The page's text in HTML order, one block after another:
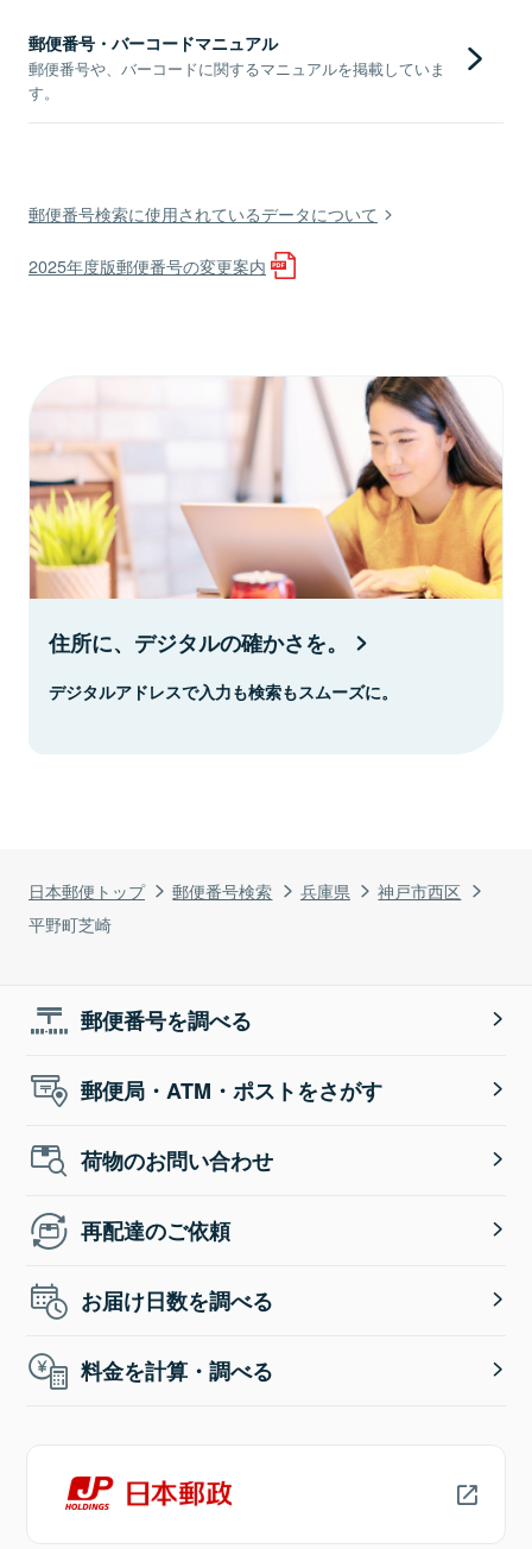
日本郵便トップ 郵便番号検索 兵庫県
神戸市西区
平野町芝崎
郵便番号・バーコードマニュアル
郵便番号や、バーコードに関するマニュアルを掲載していま
す。
郵便番号検索に使用されているデータについて
2025年度版郵便番号の変更案内
住所に、デジタルの確かさを。
デジタルアドレスで入力も検索もスムーズに。
郵便番号を調べる
郵便局・ATM・ポストをさがす
荷物のお問い合わせ
再配達のご依頼
お届け日数を調べる
料金を計算・調べる